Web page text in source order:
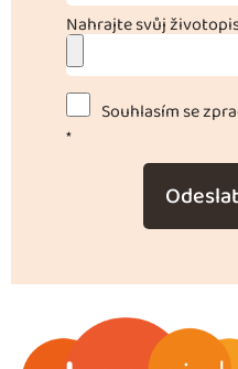
Nahrajte svůj
Souhlasím se
*